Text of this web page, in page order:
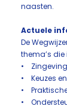
naasten.
Actuele
De
thema’s
•
• Keuzes
•
•